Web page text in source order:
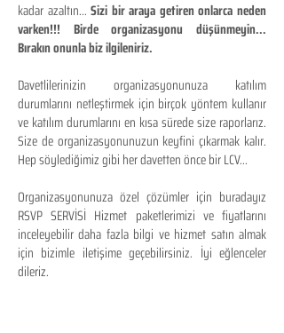
kadar azaltın...Sizi bir araya getiren onlarca neden
varken!!! Birde organizasyonu düşünmeyin...
Bırakın onunla biz ilgileniriz.
Davetlilerinizin organizasyonunuza katılım
durumlarını netleştirmek için birçok yöntem kullanır
ve katılım durumlarını en kısa sürede size raporlarız.
Size de organizasyonunuzun keyfini çıkarmak kalır.
Hep söylediğimiz gibi her davetten önce bir LCV...
Organizasyonunuza özel çözümler için buradayız
RSVP SERVİSİ Hizmet paketlerimizi ve fiyatlarını
inceleyebilir daha fazla bilgi ve hizmet satın almak
için bizimle iletişime geçebilirsiniz. İyi eğlenceler
dileriz.